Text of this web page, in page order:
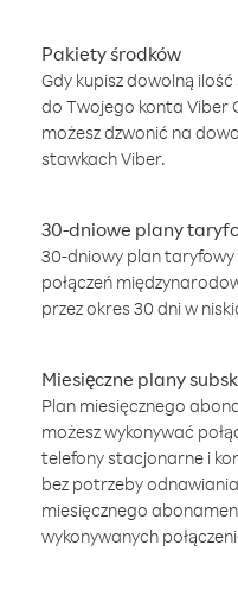
Pakiety środków
Gdy kupisz dowolną
do Twojego konta Viber
możesz dzwonić na
stawkach Viber.
30-dniowe plany
30-dniowy plan
połączeń
przez okres 30 dni w
Miesięczne plany
Plan miesięcznego
możesz wykonywać
telefony stacjonarne i
bez potrzeby
miesięcznego
wykonywanych